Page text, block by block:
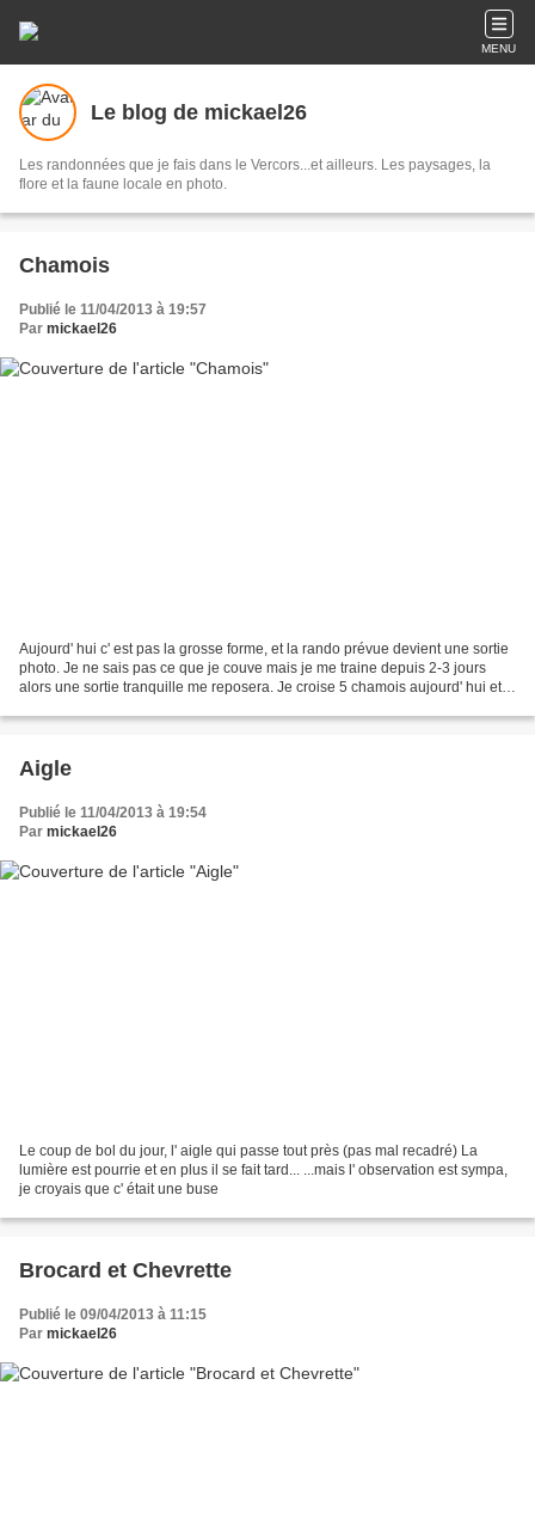
MENU
Le blog de mickael26
Les randonnées que je fais dans le Vercors...et ailleurs. Les paysages, la
flore et la faune locale en photo.
Chamois
Publié le 11/04/2013 à 19:57
Par mickael26
Aujourd' hui c' est pas la grosse forme, et la rando prévue devient une sortie
photo. Je ne sais pas ce que je couve mais je me traine depuis 2-3 jours
alors une sortie tranquille me reposera. Je croise 5 chamois aujourd' hui et
Aigle
Publié le 11/04/2013 à 19:54
Par mickael26
Le coup de bol du jour, l' aigle qui passe tout près (pas mal recadré) La
lumière est pourrie et en plus il se fait tard... ...mais l' observation est sympa,
je croyais que c' était une buse
Brocard et Chevrette
Publié le 09/04/2013 à 11:15
Par mickael26